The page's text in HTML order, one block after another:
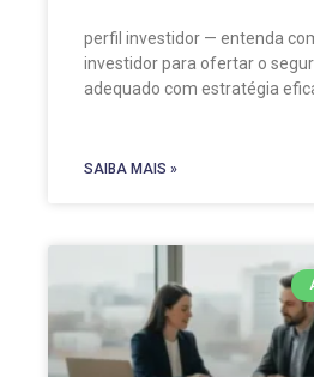
perfil investidor — entenda
investidor para ofertar o
adequado com estratégia
SAIBA MAIS »